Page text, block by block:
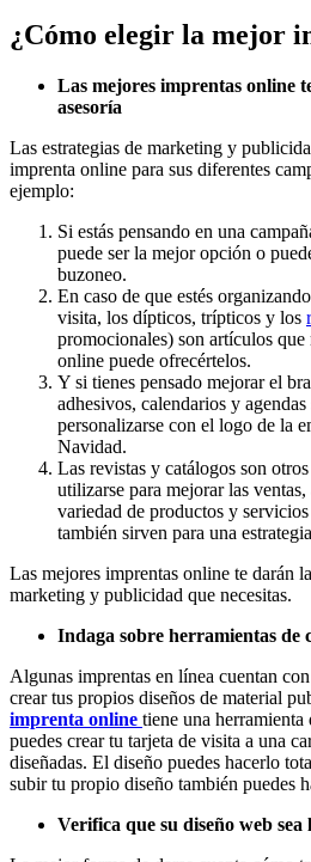
¿Cómo elegir la mejor
Las mejores imprentas online
asesoría
Las estrategias de marketing y
imprenta online para sus diferentes
ejemplo:
Si estás pensando en una
puede ser la mejor opción o
buzoneo.
En caso de que estés
visita, los dípticos, trípticos y los
promocionales) son artículos que
online puede ofrecértelos.
Y si tienes pensado mejorar el
adhesivos, calendarios y
personalizarse con el logo de la
Navidad.
Las revistas y catálogos son
utilizarse para mejorar las
variedad de productos y
también sirven para una
Las mejores imprentas online te darán
marketing y publicidad que necesitas.
Indaga sobre herramientas de
Algunas imprentas en línea cuentan
crear tus propios diseños de material
imprenta online tiene una
puedes crear tu tarjeta de visita a una
diseñadas. El diseño puedes hacerlo
subir tu propio diseño también puedes
Verifica que su diseño web